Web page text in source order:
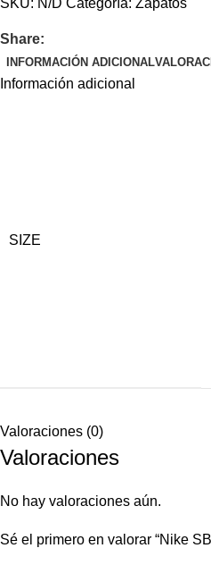
Share:
INFORMACIÓN ADICIONAL
Información adicional
SIZE
Valoraciones (0)
Valoraciones
No hay valoraciones aún.
Sé el primero en valorar “Nike